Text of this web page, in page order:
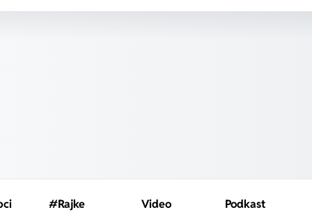
#Rajke Video Podkast